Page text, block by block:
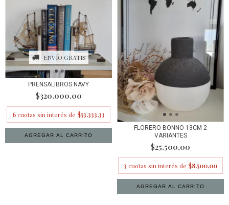
ENVÍO GRATIS
PRENSALIBROS NAVY
$320.000,00
6cuotas sin interés de $53.333,33
FLORERO BONNO 13CM 2
VARIANTES
$25.500,00
3 cuotas sin interés de $8.500,00